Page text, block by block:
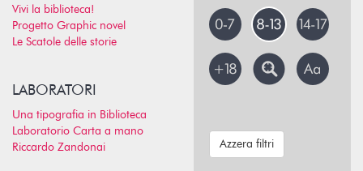
Vivi la biblioteca!
Progetto Graphic novel
Le Scatole delle storie
LABORATORI
Una tipografia in Biblioteca
Laboratorio Carta a mano
Riccardo Zandonai
Azzera filtri